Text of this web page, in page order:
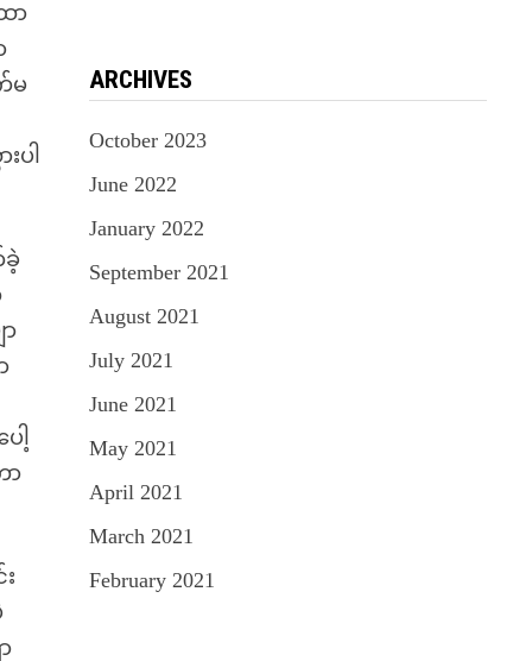
ာ
မ
ပါ
ခဲ့
ါ့
ာ
ARCHIVES
October 2023
June 2022
January 2022
September 2021
August 2021
July 2021
June 2021
May 2021
April 2021
March 2021
February 2021